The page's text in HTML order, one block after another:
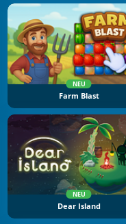
NEU
Farm Blast
NEU
Dear Island